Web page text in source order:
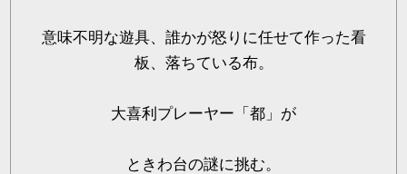
意味不明な遊具、誰かが怒りに任せて作った看
板、落ちている布。
大喜利プレーヤー「都」が
ときわ台の謎に挑む。